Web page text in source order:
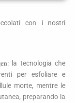
con i nostri
la tecnologia che
per esfoliare e
morte, mentre le
preparando la